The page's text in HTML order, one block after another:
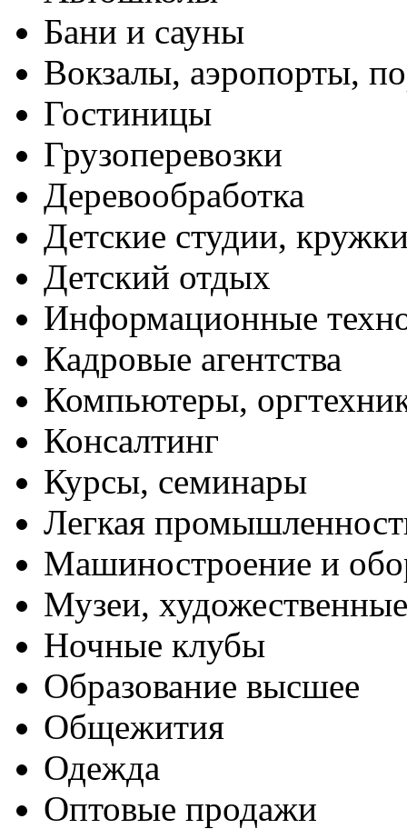
Бани и сауны
Вокзалы, аэропорты,
Гостиницы
Грузоперевозки
Деревообработка
Детские студии,
Детский отдых
Информационные
Кадровые агентства
Компьютеры,
Консалтинг
Курсы, семинары
Легкая
Машиностроение и
Музеи,
Ночные клубы
Образование высшее
Общежития
Одежда
Оптовые продажи